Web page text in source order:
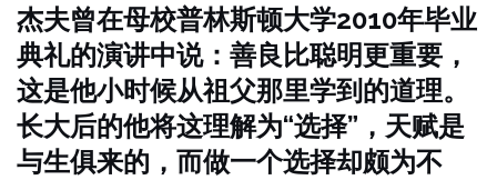
杰夫曾在母校普林斯顿大学2010年毕业
典礼的演讲中说：善良比聪明更重要，
这是他小时候从祖父那里学到的道理。
长大后的他将这理解为“选择”，天赋是
与生俱来的，而做一个选择却颇为不